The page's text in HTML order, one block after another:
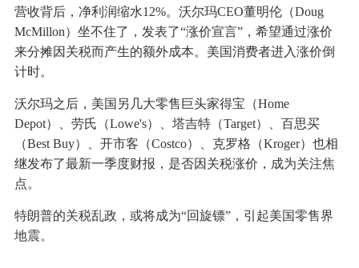
营收背后，净利润缩水12%。沃尔玛CEO董明伦（Doug
McMillon）坐不住了，发表了“涨价宣言”，希望通过涨价
来分摊因关税而产生的额外成本。美国消费者进入涨价倒
计时。
沃尔玛之后，美国另几大零售巨头家得宝（Home
Depot）、劳氏（Lowe's）、塔吉特（Target）、百思买
（Best Buy）、开市客（Costco）、克罗格（Kroger）也相
继发布了最新一季度财报，是否因关税涨价，成为关注焦
点。
特朗普的关税乱政，或将成为“回旋镖”，引起美国零售界
地震。